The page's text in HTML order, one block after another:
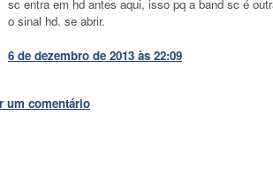
sc entra em hd antes aqui, isso pq a band sc é
o sinal hd. se abrir.
6 de dezembro de 2013 às 22:09
um comentário